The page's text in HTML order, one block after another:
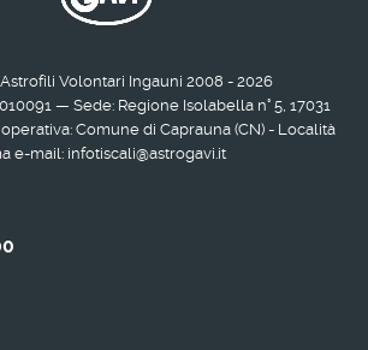
Volontari Ingauni 2008 - 2026
— Sede: Regione Isolabella n° 5, 17031
Comune di Caprauna (CN) - Località
e-mail: infotiscali@astrogavi.it